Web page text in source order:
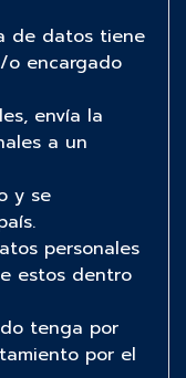
de datos tiene
o encargado
envía la
a un
y se
personales
estos dentro
tenga por
por el